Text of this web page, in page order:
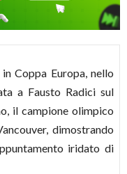
Coppa Europa, nello
a Fausto Radici sul
il campione olimpico
dimostrando
iridato di